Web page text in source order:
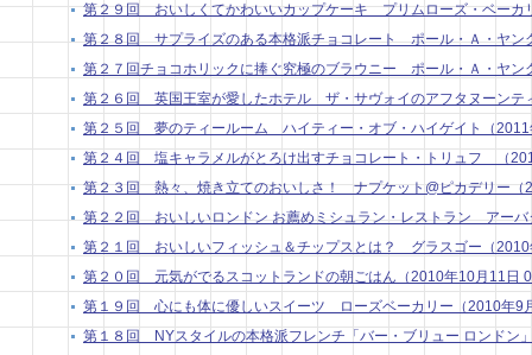
第２９回 おいしくてかわいいカップケーキ プリムローズ・ベーカ
第２８回 サプライズのある本格派チョコレート ポール・Ａ・ヤン
第２７回チョコホリックに捧ぐ究極のブラウニー ポール・Ａ・ヤン
第２６回 英国王室が愛したホテル ザ・サヴォイのアフタヌーンテ
第２５回 夢のティールーム ハイティー・オブ・ハイゲイト（2011
第２４回 塩キャラメルがとろけ出すチョコレート・トリュフ （
第２３回 熱々、焼き立てのおいしさ！ ナプケット@ピカデリー（
第２２回 おいしいロンドン お薦めミシュラン・レストラン アー
第２１回 おいしいフィッシュ＆チップスとは？ グラスゴー（2010
第２０回 元気がでるスコットランドの朝ごはん（2010年10月11日
第１９回 心にも体に優しいスイーツ ローズベーカリー（2010年9
第１８回 NYスタイルの本格派フレンチ「バー・ブリュー ロンドン